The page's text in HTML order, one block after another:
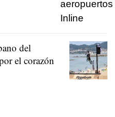
del
el corazón